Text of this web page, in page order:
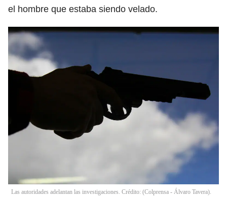
el hombre que estaba siendo velado.
Las autoridades adelantan las investigaciones. Crédito: (Colprensa - Álvaro Tavera).